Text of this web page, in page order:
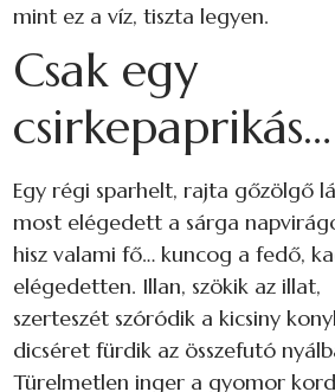
mint ez a víz, tiszta legyen.
Csak egy
csirkepaprikás…
Egy régi sparhelt, rajta gőzölgő
most elégedett a sárga
hisz valami fő… kuncog a fedő,
elégedetten. Illan, szökik az illat,
szerteszét szóródik a kicsiny
dicséret fürdik az összefutó
Türelmetlen inger a gyomor